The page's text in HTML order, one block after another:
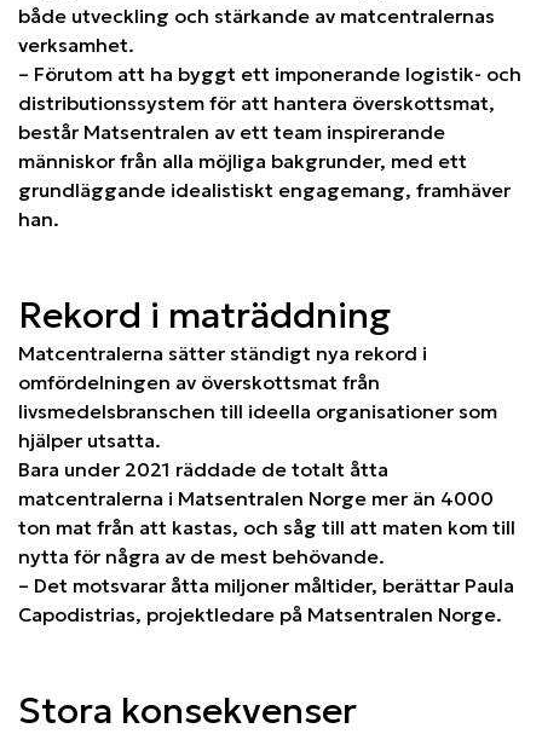
både utveckling och stärkande av matcentralernas
verksamhet.
– Förutom att ha byggt ett imponerande logistik- och
distributionssystem för att hantera överskottsmat,
består Matsentralen av ett team inspirerande
människor från alla möjliga bakgrunder, med ett
grundläggande idealistiskt engagemang, framhäver
han.
Rekord i maträddning
Matcentralerna sätter ständigt nya rekord i
omfördelningen av överskottsmat från
livsmedelsbranschen till ideella organisationer som
hjälper utsatta.
Bara under 2021 räddade de totalt åtta
matcentralerna i Matsentralen Norge mer än 4000
ton mat från att kastas, och såg till att maten kom till
nytta för några av de mest behövande.
– Det motsvarar åtta miljoner måltider, berättar Paula
Capodistrias, projektledare på Matsentralen Norge.
Stora konsekvenser